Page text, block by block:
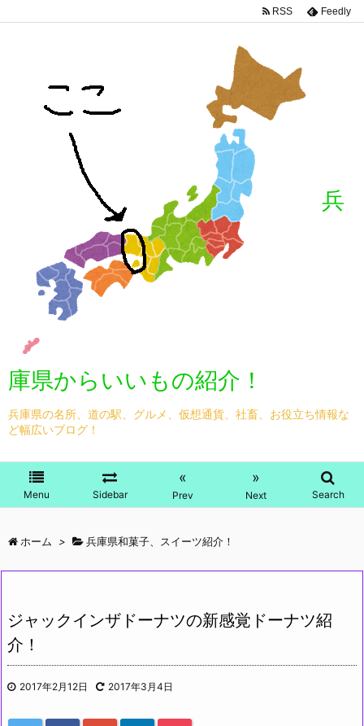
兵
庫県からいいもの紹介！
兵庫県の名所、道の駅、グルメ、仮想通貨、社畜、お役立ち情報な
ど幅広いブログ！
Menu Sidebar
«
Prev
»
Next Search
RSS Feedly
ホーム > 兵庫県和菓子、スイーツ紹介！
ジャックインザドーナツの新感覚ドーナツ紹
介！
2017年2月12日 2017年3月4日